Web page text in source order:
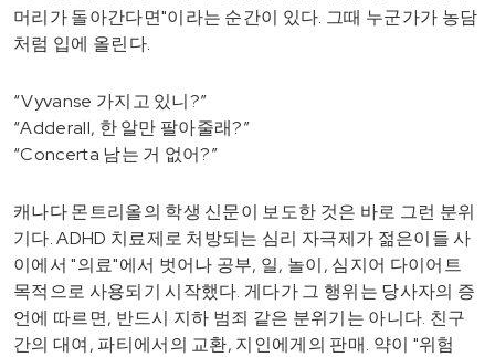
머리가 돌아간다면"이라는 순간이 있다. 그때 누군가가 농담
처럼 입에 올린다.
“Vyvanse 가지고 있니?”
“Adderall, 한 알만 팔아줄래?”
“Concerta 남는 거 없어?”
캐나다 몬트리올의 학생 신문이 보도한 것은 바로 그런 분위
기다. ADHD 치료제로 처방되는 심리 자극제가 젊은이들 사
이에서 "의료"에서 벗어나 공부, 일, 놀이, 심지어 다이어트
목적으로 사용되기 시작했다. 게다가 그 행위는 당사자의 증
언에 따르면, 반드시 지하 범죄 같은 분위기는 아니다. 친구
간의 대여, 파티에서의 교환, 지인에게의 판매. 약이 "위험